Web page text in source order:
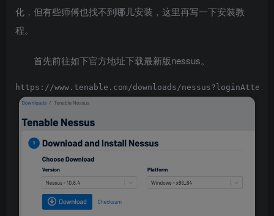
化，但有些师傅也找不到哪儿安装，这里再写一下安装教
程。
首先前往如下官方地址下载最新版nessus。
https://www.tenable.com/downloads/